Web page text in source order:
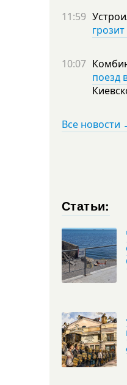
11:59
10:07
поезд
Все новости
Статьи: